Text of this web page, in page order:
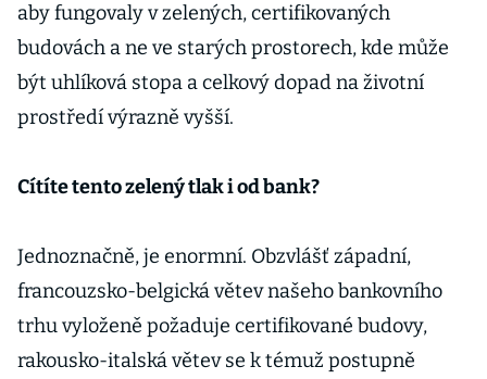
aby fungovaly v zelených, certifikovaných
budovách a ne ve starých prostorech, kde může
být uhlíková stopa a celkový dopad na životní
prostředí výrazně vyšší.
Cítíte tento zelený tlak i od bank?
Jednoznačně, je enormní. Obzvlášť západní,
francouzsko-belgická větev našeho bankovního
trhu vyloženě požaduje certifikované budovy,
rakousko-italská větev se k témuž postupně